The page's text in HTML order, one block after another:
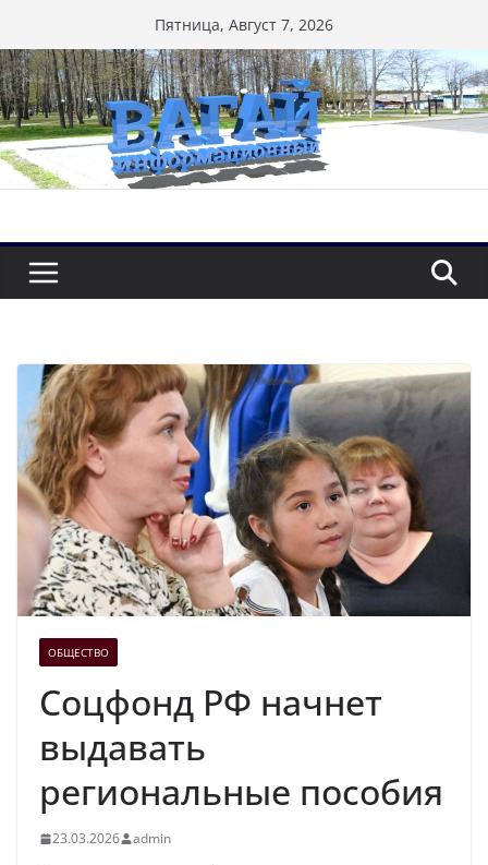
к
содержимому
Пятница, Август 7, 2026
ОБЩЕСТВО
Соцфонд РФ начнет
выдавать
региональные пособия
23.03.2026 admin